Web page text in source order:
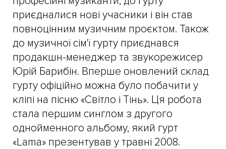
приєдналися нові учасники і він став
повноцінним музичним проєктом. Також
до музичної сім'ї гурту приєднався
продакшн-менеджер та звукорежисер
Юрій Барибін. Вперше оновлений склад
гурту офіційно можна було побачити у
кліпі на пісню «Світло і Тінь». Ця робота
стала першим синглом з другого
однойменного альбому, який гурт
«Lama» презентував у травні 2008.